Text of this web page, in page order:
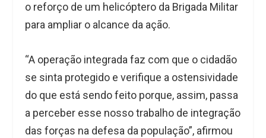
o reforço de um helicóptero da Brigada Militar
para ampliar o alcance da ação.
“A operação integrada faz com que o cidadão
se sinta protegido e verifique a ostensividade
do que está sendo feito porque, assim, passa
a perceber esse nosso trabalho de integração
das forças na defesa da população”, afirmou